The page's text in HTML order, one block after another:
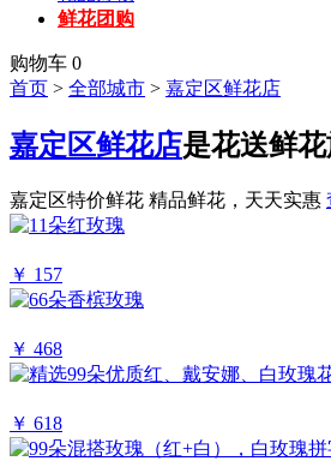
鲜花团购
购物车 0
首页 > 全部城市 > 嘉定区鲜花店
嘉定区鲜花店是花送鲜
嘉定区特价鲜花 精品鲜花，天天实惠
￥ 157
￥ 468
￥ 618